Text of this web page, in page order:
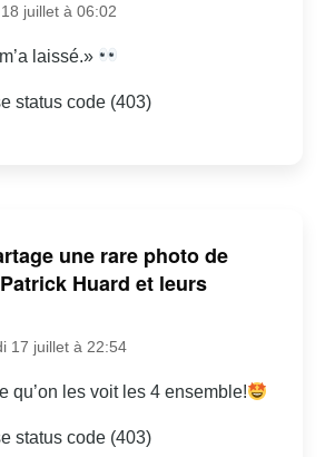
juillet à 06:02
laissé.»
status code (403)
une rare photo de
Huard et leurs
17 juillet à 22:54
qu’on les voit les 4 ensemble!
status code (403)